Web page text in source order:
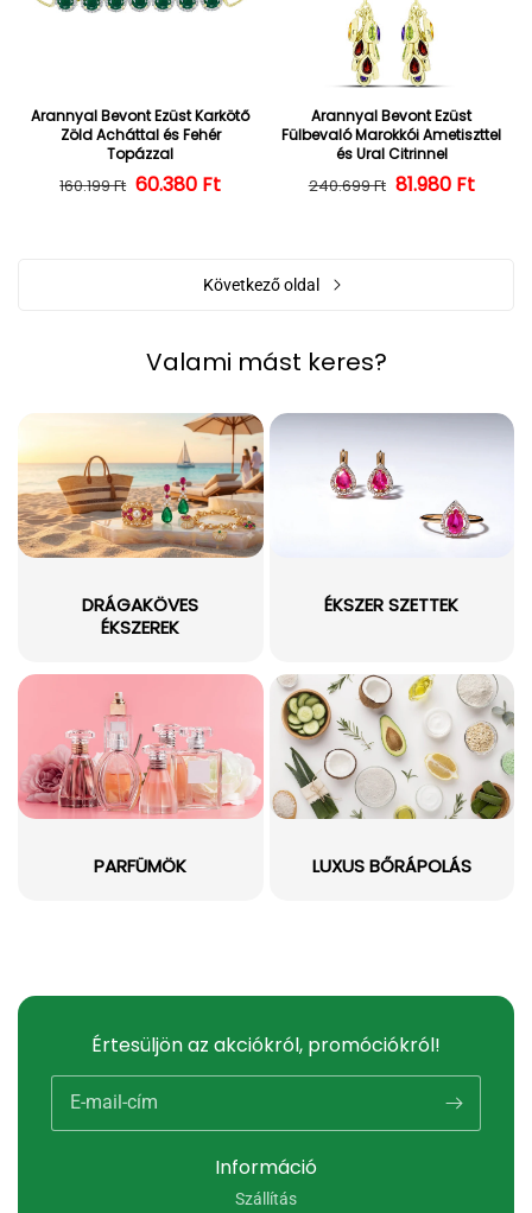
Arannyal Bevont Ezüst Karkötő
Zöld Acháttal és Fehér
Topázzal
Normál ár
160.199 Ft Kedvezményes ár
60.380 Ft
Arannyal Bevont Ezüst
Fülbevaló Marokkói Ametiszttel
és Ural Citrinnel
Normál ár
240.699 Ft 81.980 Ft
Következő oldal
Valami mást keres?
DRÁGAKÖVES
ÉKSZEREK
ÉKSZER SZETTEK
PARFÜMÖK LUXUS BŐRÁPOLÁS
Információ
Szállítás
Értesüljön az akciókról, promóciókról!
E-mail-cím